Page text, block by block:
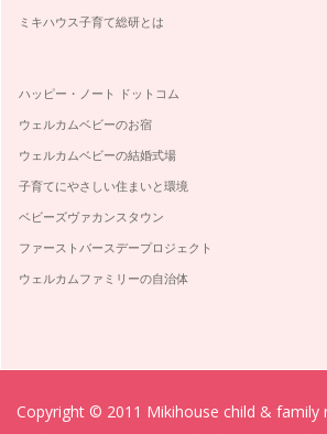
ミキハウス子育て総研とは
ハッピー・ノート ドットコム
ウェルカムベビーのお宿
ウェルカムベビーの結婚式場
子育てにやさしい住まいと環境
ベビーズヴァカンスタウン
ファーストバースデープロジェクト
ウェルカムファミリーの自治体
Copyright © 2011 Mikihouse child & family